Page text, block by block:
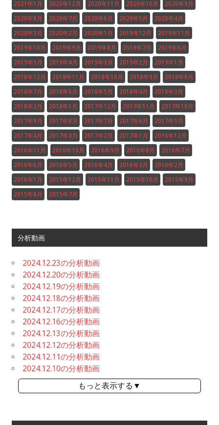
2021年1月 2020年12月 2020年11月 2020年10月 2020年9月
2020年8月 2020年7月 2020年6月 2020年5月 2020年4月
2020年3月 2020年2月 2020年1月 2019年12月 2019年11月
2019年10月 2019年9月 2019年8月 2019年7月 2019年6月
2019年5月 2019年4月 2019年3月 2019年2月 2019年1月
2018年12月 2018年11月 2018年10月 2018年9月 2018年8月
2018年7月 2018年6月 2018年5月 2018年4月 2018年3月
2018年2月 2018年1月 2017年12月 2017年11月 2017年10月
2017年9月 2017年8月 2017年7月 2017年6月 2017年5月
2017年4月 2017年3月 2017年2月 2017年1月 2016年12月
2016年11月 2016年10月 2016年9月 2016年8月 2016年7月
2016年6月 2016年5月 2016年4月 2016年3月 2016年2月
2016年1月 2015年12月 2015年11月 2015年10月 2015年9月
2015年8月 2015年7月
分析動画
2024.12.23の分析動画
2024.12.20の分析動画
2024.12.19の分析動画
2024.12.18の分析動画
2024.12.17の分析動画
2024.12.16の分析動画
2024.12.13の分析動画
2024.12.12の分析動画
2024.12.11の分析動画
2024.12.10の分析動画
もっと表示する▼